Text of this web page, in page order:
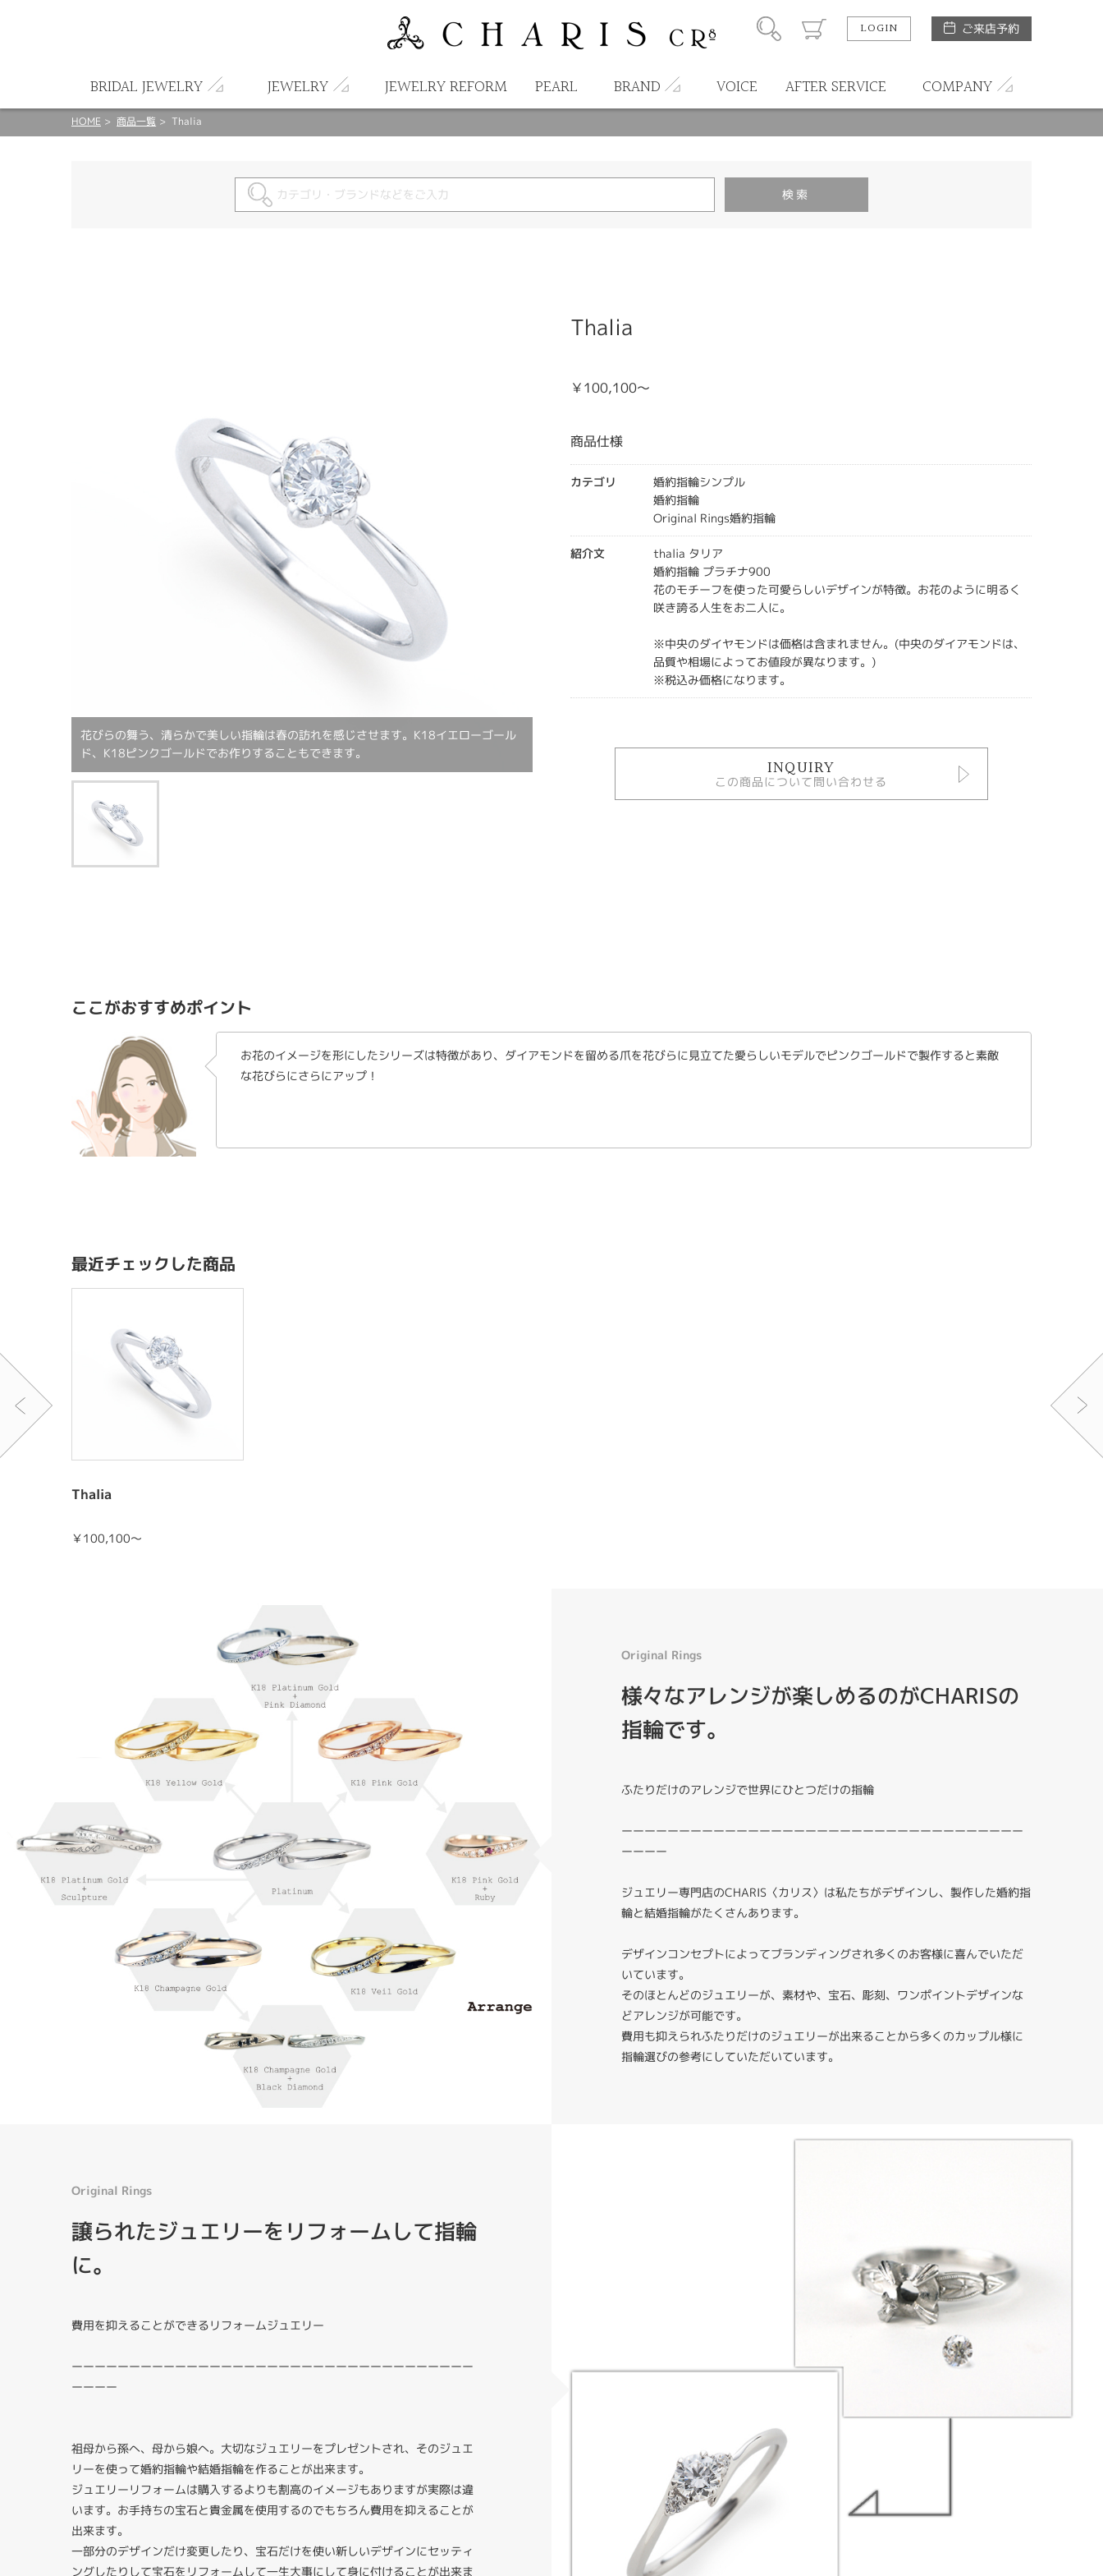
LOGIN ご来店予約
BRIDAL JEWELRY JEWELRY JEWELRY REFORM PEARL BRAND VOICE AFTER SERVICE COMPANY
HOME 商品一覧 Thalia
花びらの舞う、清らかで美しい指輪は春の訪れを感じさせます。K18イエローゴール
ド、K18ピンクゴールドでお作りすることもできます。
Thalia
￥100,100～
商品仕様
カテゴリ
婚約指輪シンプル
婚約指輪
Original Rings婚約指輪
紹介文
thalia タリア
婚約指輪 プラチナ900
花のモチーフを使った可愛らしいデザインが特徴。お花のように明るく
咲き誇る人生をお二人に。
※中央のダイヤモンドは価格は含まれません。(中央のダイアモンドは、
品質や相場によってお値段が異なります。)
※税込み価格になります。
INQUIRY
この商品について問い合わせる
ここがおすすめポイント
お花のイメージを形にしたシリーズは特徴があり、ダイアモンドを留める爪を花びらに見立てた愛らしいモデルでピンクゴールドで製作すると素敵
な花びらにさらにアップ！
最近チェックした商品
Thalia
￥100,100～
Original Rings
様々なアレンジが楽しめるのがCHARISの
指輪です。
ふたりだけのアレンジで世界にひとつだけの指輪
ーーーーーーーーーーーーーーーーーーーーーーーーーーーーーーーーーーー
ーーーー
ジュエリー専門店のCHARIS〈カリス〉は私たちがデザインし、製作した婚約指
輪と結婚指輪がたくさんあります。
デザインコンセプトによってブランディングされ多くのお客様に喜んでいただ
いています。
そのほとんどのジュエリーが、素材や、宝石、彫刻、ワンポイントデザインな
どアレンジが可能です。
費用も抑えられふたりだけのジュエリーが出来ることから多くのカップル様に
指輪選びの参考にしていただいています。
Original Rings
譲られたジュエリーをリフォームして指輪
に。
費用を抑えることができるリフォームジュエリー
ーーーーーーーーーーーーーーーーーーーーーーーーーーーーーーーーーーー
ーーーー
祖母から孫へ、母から娘へ。大切なジュエリーをプレゼントされ、そのジュエ
リーを使って婚約指輪や結婚指輪を作ることが出来ます。
ジュエリーリフォームは購入するよりも割高のイメージもありますが実際は違
います。お手持ちの宝石と貴金属を使用するのでもちろん費用を抑えることが
出来ます。
一部分のデザインだけ変更したり、宝石だけを使い新しいデザインにセッティ
ングしたりして宝石をリフォームして一生大事にして身に付けることが出来ま